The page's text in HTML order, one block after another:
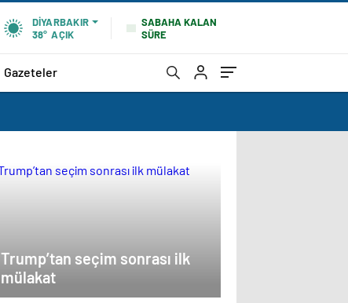
DIYARBAKIR
38° AÇIK
SABAHA KALAN
SÜRE
Gazeteler
Trump’tan seçim sonrası ilk
mülakat